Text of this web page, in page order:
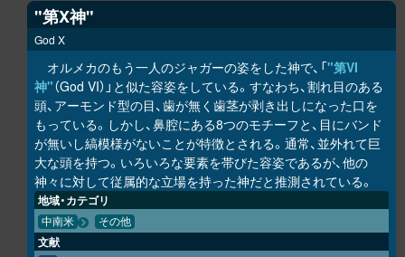
"第X神"
God X
オルメカのもう一人のジャガーの姿をした神で、「"第VI
神"（God VI）」と似た容姿をしている。すなわち、割れ目のある
頭、アーモンド型の目、歯が無く歯茎が剥き出しになった口を
もっている。しかし、鼻腔にある8つのモチーフと、目にバンド
が無いし縞模様がないことが特徴とされる。通常、並外れて巨
大な頭を持つ。いろいろな要素を帯びた容姿であるが、他の
神々に対して従属的な立場を持った神だと推測されている。
地域・カテゴリ
中南米 その他
文献